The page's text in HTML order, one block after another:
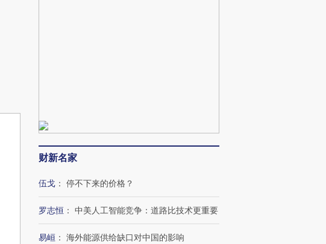
财新名家
伍戈 ： 停不下来的价格？
罗志恒 ： 中美人工智能竞争：道路比技术更重要
易峘 ： 海外能源供给缺口对中国的影响